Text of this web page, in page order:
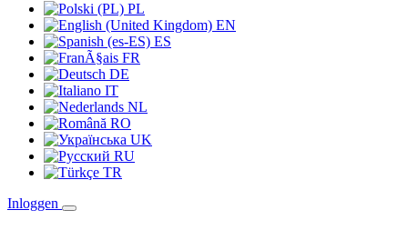
PL
EN
ES
FR
DE
IT
NL
RO
UK
RU
TR
Inloggen